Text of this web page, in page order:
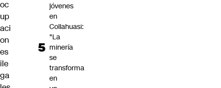
oc
up
aci
on
es
ile
ga
jóvenes
en
Collahuasi:
"La
minería
se
transforma
en